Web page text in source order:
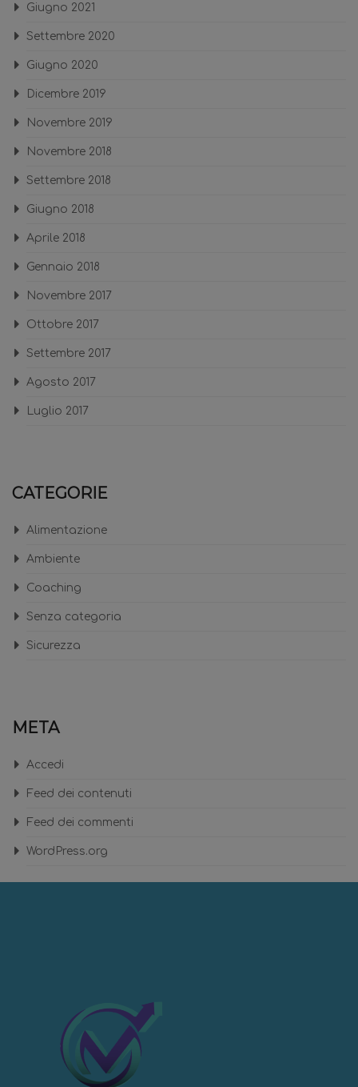
Giugno 2021
Settembre 2020
Giugno 2020
Dicembre 2019
Novembre 2019
Novembre 2018
Settembre 2018
Giugno 2018
Aprile 2018
Gennaio 2018
Novembre 2017
Ottobre 2017
Settembre 2017
Agosto 2017
Luglio 2017
CATEGORIE
Alimentazione
Ambiente
Coaching
Senza categoria
Sicurezza
META
Accedi
Feed dei contenuti
Feed dei commenti
WordPress.org